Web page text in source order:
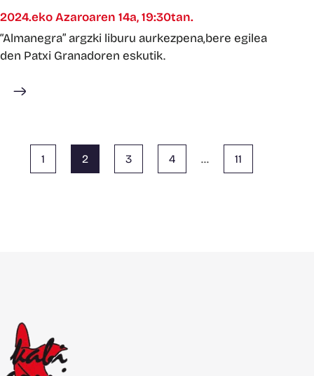
2024.eko Azaroaren 14a, 19:30tan.
“Almanegra” argzki liburu aurkezpena,bere egilea
den Patxi Granadoren eskutik.
Gehiago ikusi
1 2 3 4 … 11